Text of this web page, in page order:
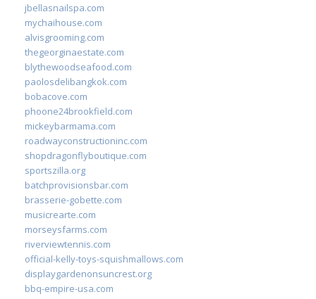
jbellasnailspa.com
mychaihouse.com
alvisgrooming.com
thegeorginaestate.com
blythewoodseafood.com
paolosdelibangkok.com
bobacove.com
phoone24brookfield.com
mickeybarmama.com
roadwayconstructioninc.com
shopdragonflyboutique.com
sportszilla.org
batchprovisionsbar.com
brasserie-gobette.com
musicrearte.com
morseysfarms.com
riverviewtennis.com
official-kelly-toys-squishmallows.com
displaygardenonsuncrest.org
bbq-empire-usa.com